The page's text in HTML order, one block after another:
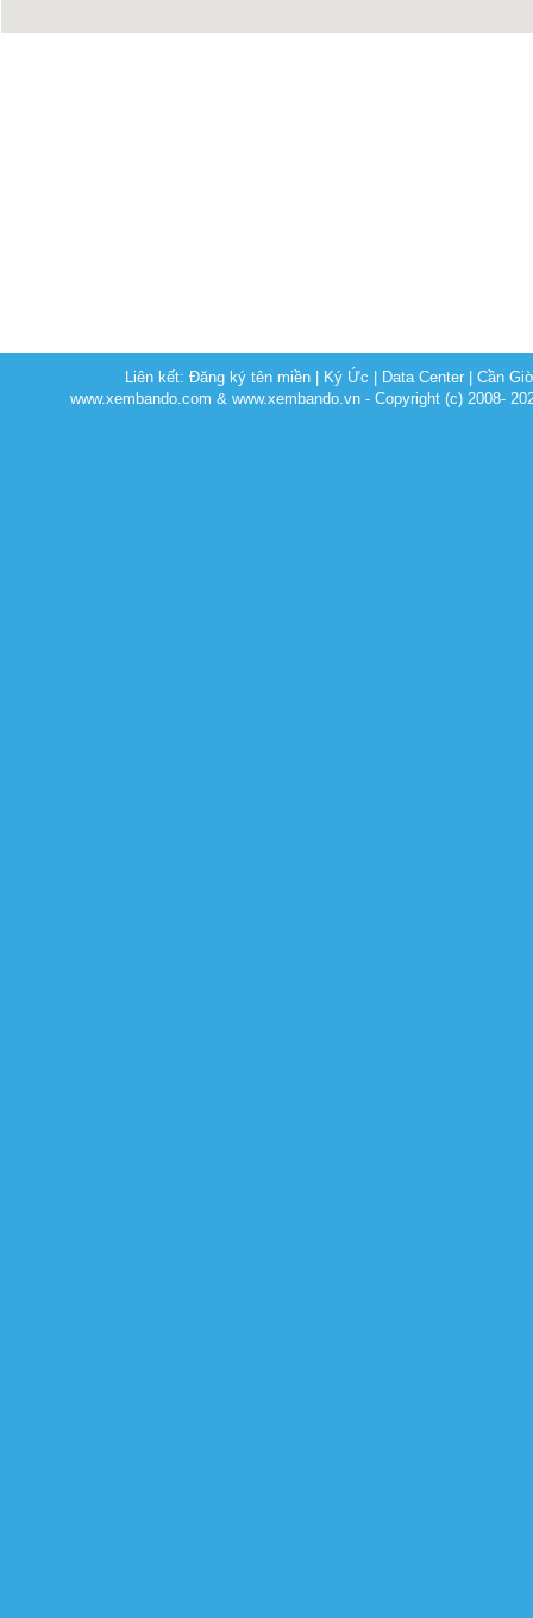
Liên kết:Đăng ký tên miền Ký Ức Data Center |Cần
www.xembando.com & www.xembando.vn - Copyright (c) 2008-